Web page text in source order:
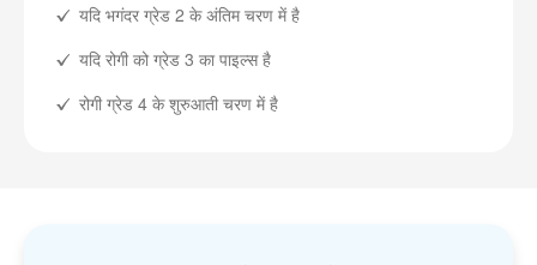
यदि भगंदर ग्रेड 2 के अंतिम चरण में है
यदि रोगी को ग्रेड 3 का पाइल्स है
रोगी ग्रेड 4 के शुरुआती चरण में है